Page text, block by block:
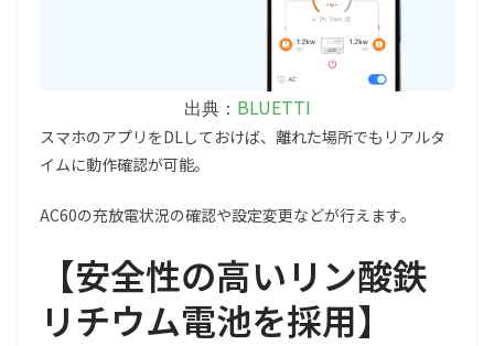
出典： BLUETTI
スマホのアプリをDLしておけば、離れた場所でもリアルタ
イムに動作確認が可能。
AC60の充放電状況の確認や設定変更などが行えます。
【安全性の高いリン酸鉄
リチウム電池を採用】